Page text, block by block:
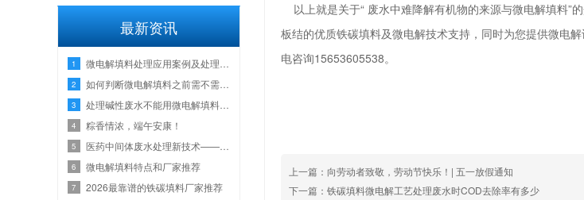
以上就是关于“ 废水中难降解有机物的来源与微电解填料”
板结的优质铁碳填料及微电解技术支持，同时为您提供微电
电咨询15653605538。
上一篇： 向劳动者致敬，劳动节快乐！| 五一放假通知
下一篇： 铁碳填料微电解工艺处理废水时COD去除率有多少
最新资讯
1
2
3
4 粽香情浓，端午安康！
5
6 微电解填料特点和厂家推荐
7 2026最靠谱的铁碳填料厂家推荐